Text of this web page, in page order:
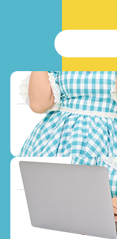
＼通話無
受付時
Webか